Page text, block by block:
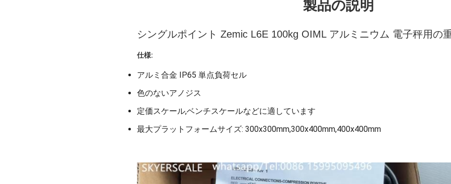
製品の説明
シングルポイント Zemic L6E 100kg OIML アルミニウム 電子秤用の
仕様:
アルミ合金 IP65 単点負荷セル
色のないアノジス
定価スケール,ベンチスケールなどに適しています
最大プラットフォームサイズ: 300x300mm,300x400mm,400x400mm